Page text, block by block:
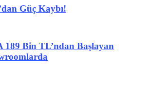
Güç Kaybı!
189 Bin TL’ndan Başlayan